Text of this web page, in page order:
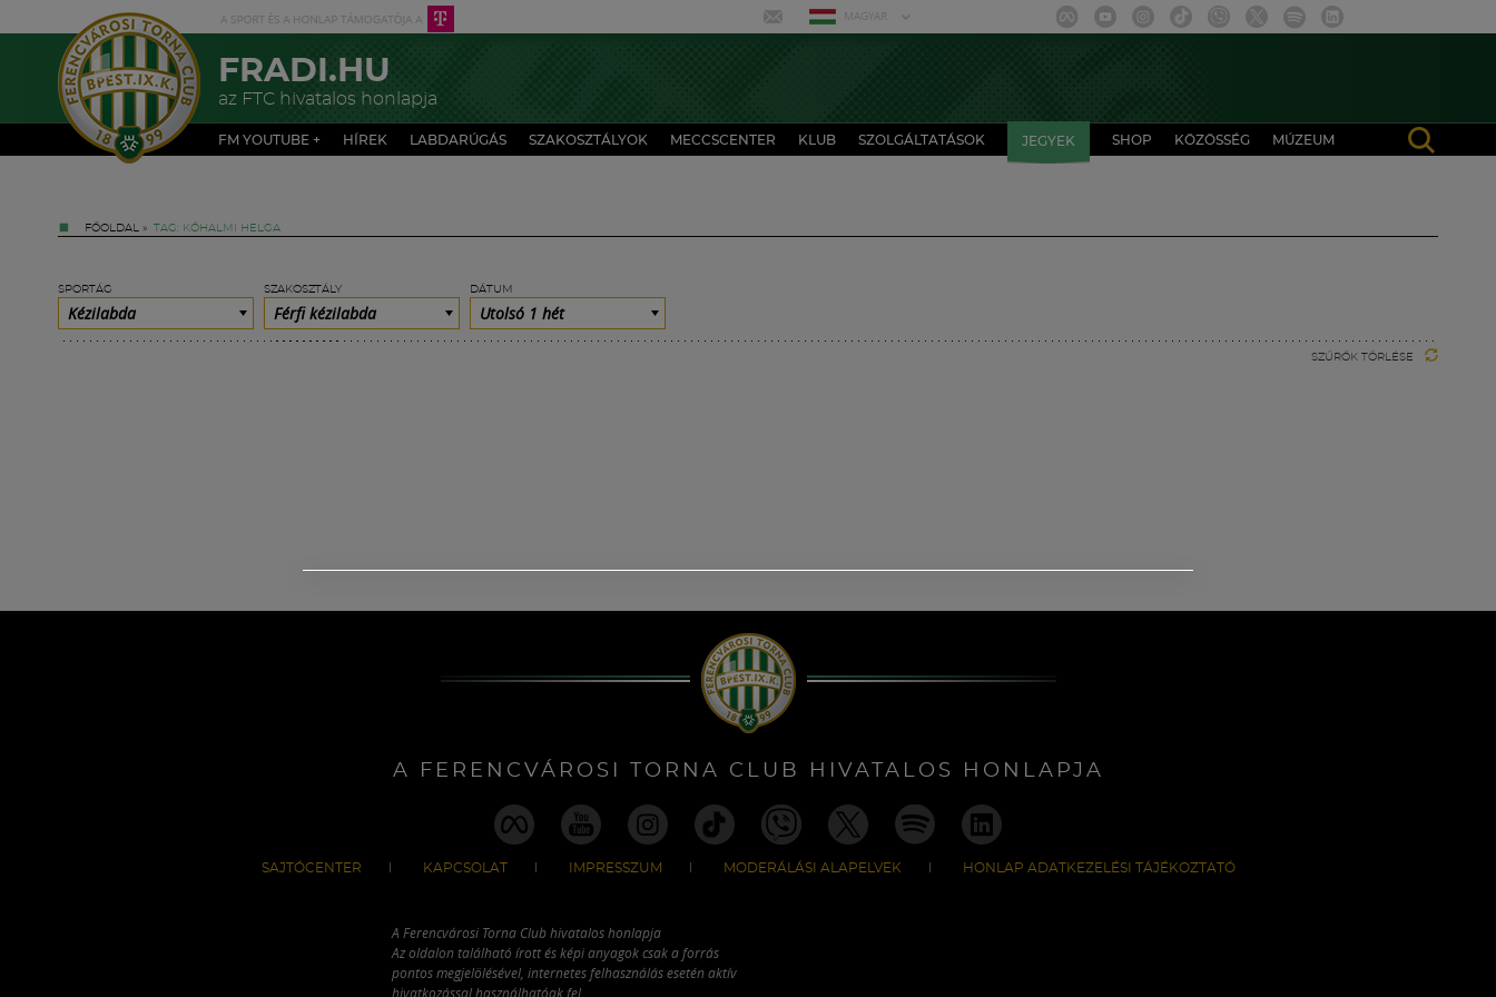
MAGYAR
FRADI.HU
az FTC hivatalos honlapja
FM YOUTUBE + HÍREK LABDARÚGÁS SZAKOSZTÁLYOK MECCSCENTER KLUB SZOLGÁLTATÁSOK JEGYEK SHOP KÖZÖSSÉG MÚZEUM
FŐOLDAL » TAG: KŐHALMI HELGA
SPORTÁG
Kézilabda
SZAKOSZTÁLY
Férfi kézilabda
DÁTUM
Utolsó 1 hét
SZŰRŐK TÖRLÉSE
A FERENCVÁROSI TORNA CLUB HIVATALOS HONLAPJA
SAJTÓCENTER KAPCSOLAT IMPRESSZUM MODERÁLÁSI ALAPELVEK HONLAP ADATKEZELÉSI TÁJÉKOZTATÓ
A Ferencvárosi Torna Club hivatalos honlapja
Az oldalon található írott és képi anyagok csak a forrás
pontos megjelölésével, internetes felhasználás esetén aktív
hivatkozással használhatóak fel.